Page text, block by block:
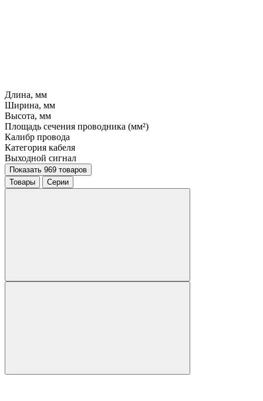
Длина, мм
Ширина, мм
Высота, мм
Площадь сечения проводника (мм²)
Калибр провода
Категория кабеля
Выходной сигнал
Показать 969 товаров
Товары
Серии